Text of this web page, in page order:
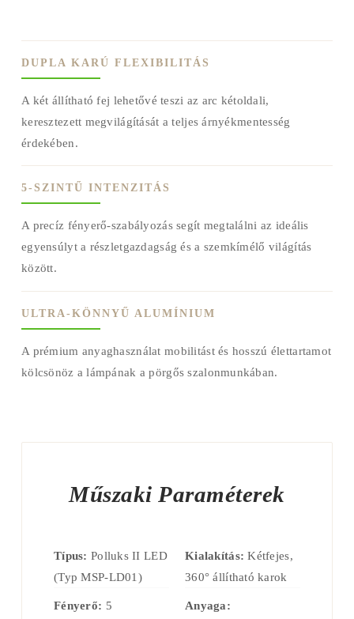
DUPLA KARÚ FLEXIBILITÁS
A két állítható fej lehetővé teszi az arc kétoldali,
keresztezett megvilágítását a teljes árnyékmentesség
érdekében.
5-SZINTŰ INTENZITÁS
A precíz fényerő-szabályozás segít megtalálni az ideális
egyensúlyt a részletgazdagság és a szemkímélő világítás
között.
ULTRA-KÖNNYŰ ALUMÍNIUM
A prémium anyaghasználat mobilitást és hosszú élettartamot
kölcsönöz a lámpának a pörgős szalonmunkában.
Műszaki Paraméterek
Típus: Polluks II LED
(Typ MSP-LD01)
Fényerő: 5
Kialakítás: Kétfejes,
360° állítható karok
Anyaga: